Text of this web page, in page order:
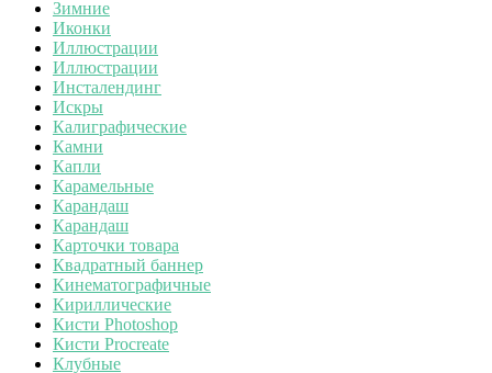
Зимние
Иконки
Иллюстрации
Иллюстрации
Инсталендинг
Искры
Калиграфические
Камни
Капли
Карамельные
Карандаш
Карандаш
Карточки товара
Квадратный баннер
Кинематографичные
Кириллические
Кисти Photoshop
Кисти Procreate
Клубные